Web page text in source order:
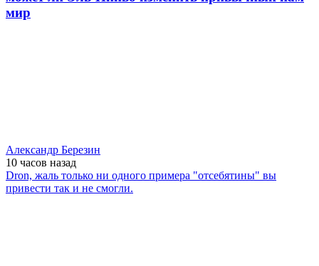
мир
Александр Березин
10 часов назад
Dron, жаль только ни одного примера "отсебятины" вы
привести так и не смогли.